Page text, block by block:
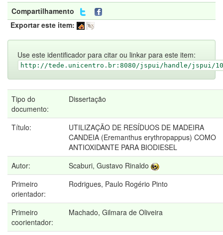
Compartilhamento
Exportar este item:
Use este identificador para citar ou linkar para este item:
http://tede.unicentro.br:8080/jspui/handle/jspui/
Tipo do
documento:
Dissertação
Título:
UTILIZAÇÃO DE RESÍDUOS DE MADEIRA
CANDEIA (Eremanthus erythropappus) COMO
ANTIOXIDANTE PARA BIODIESEL
Autor:
Scaburi, Gustavo Rinaldo
Primeiro
orientador:
Rodrigues, Paulo Rogério Pinto
Primeiro
coorientador:
Machado, Gilmara de Oliveira